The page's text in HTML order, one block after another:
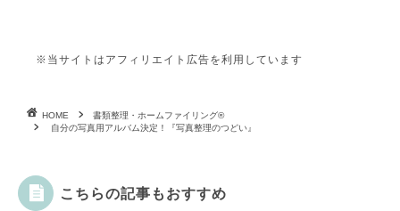
※当サイトはアフィリエイト広告を利用しています
HOME
書類整理・ホームファイリング®
自分の写真用アルバム決定！『写真整理のつどい』
こちらの記事もおすすめ